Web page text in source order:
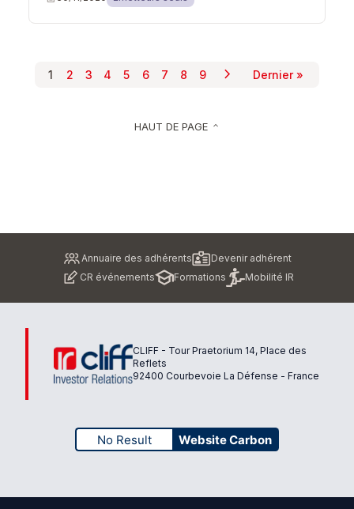
Pagination
Page courante
1
Page
2
Page
3
Page
4
Page
5
Page
6
Page
7
Page
8
Page
9 Page suivante
chevron_right Dernière
Dernier »
HAUT DE PAGE keyboard_arrow_up
Annuaire des adhérents
Devenir adhérent
CR événements
Formations Mobilité IR
CLIFF - Tour Praetorium 14, Place des
Reflets
92400 Courbevoie La Défense - France
No Result Website Carbon